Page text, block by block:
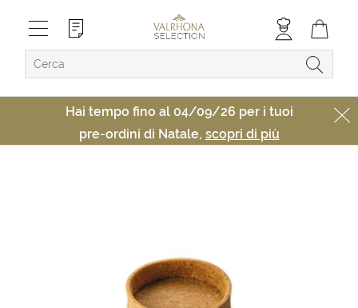
Hai tempo fino al 04/09/26 per i tuoi
pre-ordini di Natale, scopri di più